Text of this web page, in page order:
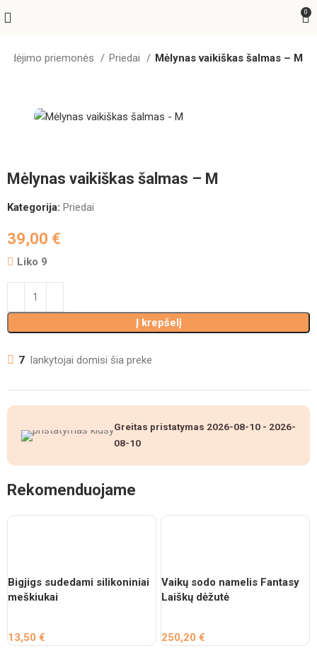
0
Judėjimo priemonės Priedai Mėlynas vaikiškas šalmas – M
Mėlynas vaikiškas šalmas – M
Kategorija: Priedai
39,00 €
Liko 9
Į krepšelį
7 lankytojai domisi šia preke
Greitas pristatymas 2026-08-10 - 2026-
08-10
Rekomenduojame
Bigjigs sudedami silikoniniai
meškiukai
13,50€
Vaikų sodo namelis Fantasy
Laiškų dėžutė
250,20 €